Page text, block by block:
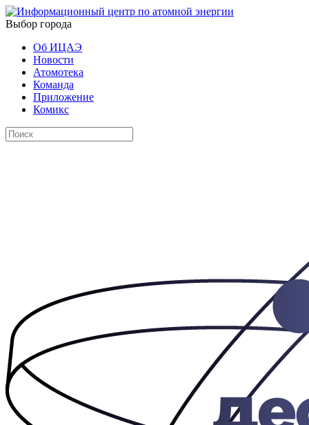
Выбор города
Об ИЦАЭ
Новости
Атомотека
Команда
Приложение
Комикс